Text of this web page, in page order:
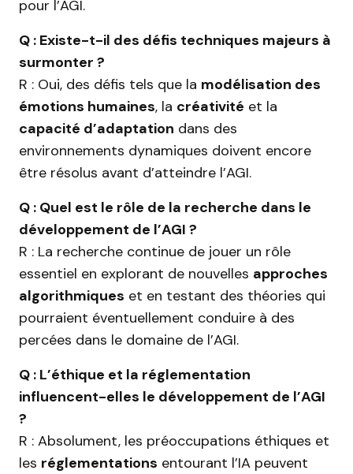
pour l’AGI.
Q : Existe-t-il des défis techniques majeurs à
surmonter ?
R : Oui, des défis tels que la modélisation des
émotions humaines, la créativité et la
capacité d’adaptation dans des
environnements dynamiques doivent encore
être résolus avant d’atteindre l’AGI.
Q : Quel est le rôle de la recherche dans le
développement de l’AGI ?
R : La recherche continue de jouer un rôle
essentiel en explorant de nouvelles approches
algorithmiques et en testant des théories qui
pourraient éventuellement conduire à des
percées dans le domaine de l’AGI.
Q : L’éthique et la réglementation
influencent-elles le développement de l’AGI
?
R : Absolument, les préoccupations éthiques et
les réglementations entourant l’IA peuvent